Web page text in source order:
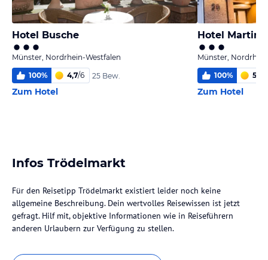
Hotel Busche
Münster, Nordrhein-Westfalen
100% 4,7/6 25 Bew.
Zum Hotel
Hotel
Münster,
100% 5,6
Zum Hotel
Infos Trödelmarkt
Für den Reisetipp Trödelmarkt existiert leider noch keine
allgemeine Beschreibung. Dein wertvolles Reisewissen ist jetzt
gefragt. Hilf mit, objektive Informationen wie in Reiseführern
anderen Urlaubern zur Verfügung zu stellen.